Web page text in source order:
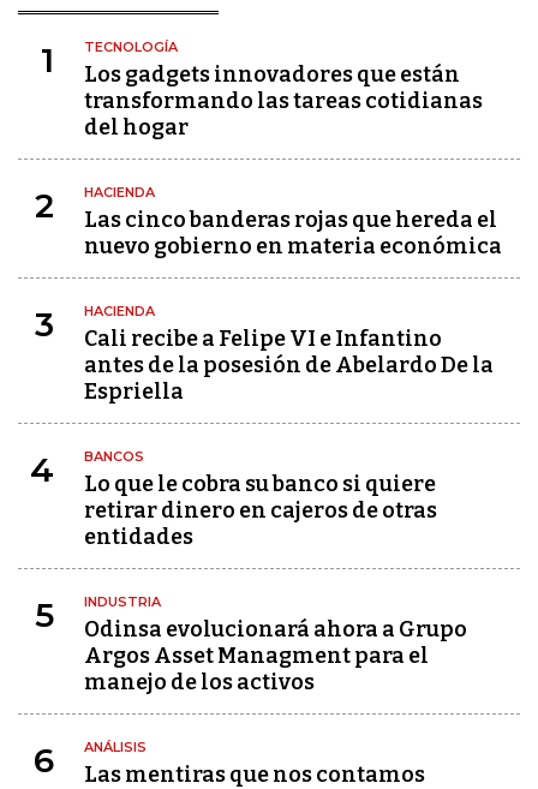
1 TECNOLOGÍA
Los gadgets innovadores que están
transformando las tareas cotidianas
del hogar
2 HACIENDA
Las cinco banderas rojas que hereda el
nuevo gobierno en materia económica
3 HACIENDA
Cali recibe a Felipe VI e Infantino
antes de la posesión de Abelardo De la
Espriella
4 BANCOS
Lo que le cobra su banco si quiere
retirar dinero en cajeros de otras
entidades
5 INDUSTRIA
Odinsa evolucionará ahora a Grupo
Argos Asset Managment para el
manejo de los activos
6 ANÁLISIS
Las mentiras que nos contamos